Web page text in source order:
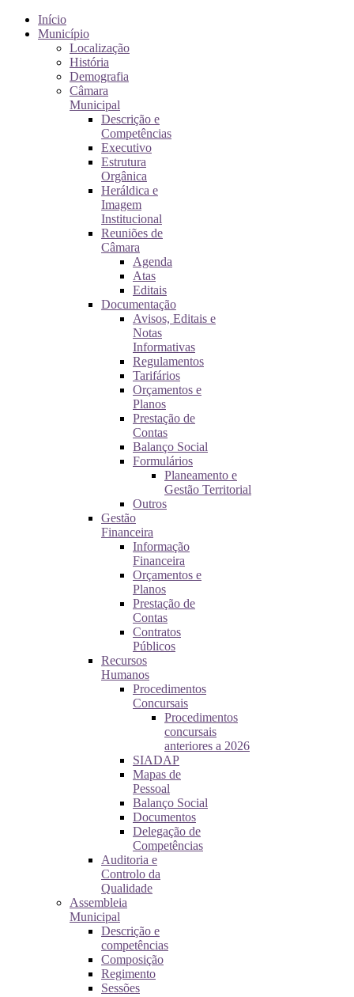
Início
Município
Localização
História
Demografia
Câmara
Municipal
Descrição e
Competências
Executivo
Estrutura
Orgânica
Heráldica e
Imagem
Institucional
Reuniões de
Câmara
Agenda
Atas
Editais
Documentação
Avisos, Editais e
Notas
Informativas
Regulamentos
Tarifários
Orçamentos e
Planos
Prestação de
Contas
Balanço Social
Formulários
Planeamento e
Gestão Territorial
Outros
Gestão
Financeira
Informação
Financeira
Orçamentos e
Planos
Prestação de
Contas
Contratos
Públicos
Recursos
Humanos
Procedimentos
Concursais
Procedimentos
concursais
anteriores a 2026
SIADAP
Mapas de
Pessoal
Balanço Social
Documentos
Delegação de
Competências
Auditoria e
Controlo da
Qualidade
Assembleia
Municipal
Descrição e
competências
Composição
Regimento
Sessões